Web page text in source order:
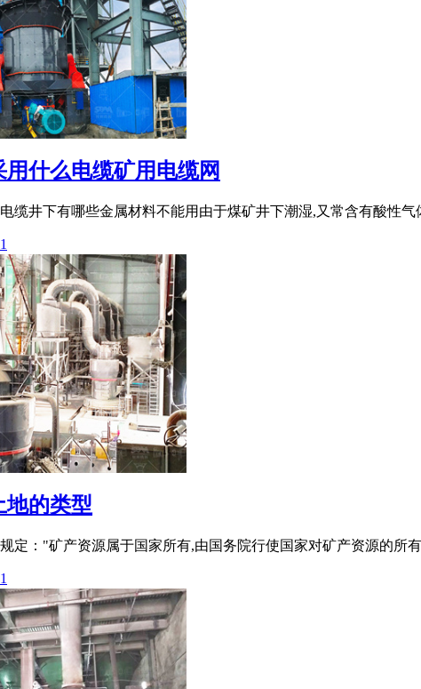
什么电缆矿用电缆网
缆井下有哪些金属材料不能用由于煤矿井下潮湿,又常含有酸性
地的类型
规定："矿产资源属于国家所有,由国务院行使国家对矿产资源的